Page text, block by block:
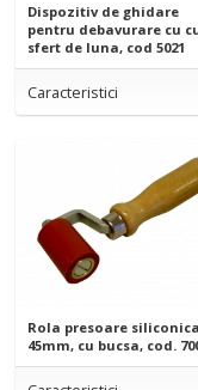
Dispozitiv de ghidare
pentru debavurare cu
sfert de luna, cod 5021
Caracteristici
Rola presoare
45mm, cu bucsa, cod.